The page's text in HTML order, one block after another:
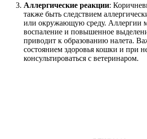
Аллергические реакции:
также быть следствием
или окружающую среду. Аллергии
воспаление и повышенное
приводит к образованию налета.
состоянием здоровья кошки и при
консультироваться с ветеринаром.